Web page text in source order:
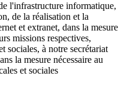
l'infrastructure informatique,
de la réalisation et la
et extranet, dans la mesure
missions respectives,
sociales, à notre secrétariat
la mesure nécessaire au
et sociales